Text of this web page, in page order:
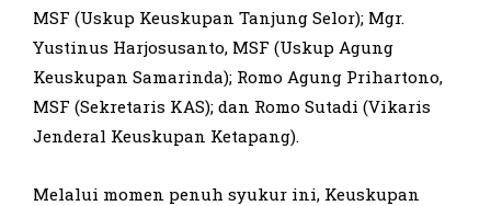
MSF (Uskup Keuskupan Tanjung Selor); Mgr.
Yustinus Harjosusanto, MSF (Uskup Agung
Keuskupan Samarinda); Romo Agung Prihartono,
MSF (Sekretaris KAS); dan Romo Sutadi (Vikaris
Jenderal Keuskupan Ketapang).
Melalui momen penuh syukur ini, Keuskupan